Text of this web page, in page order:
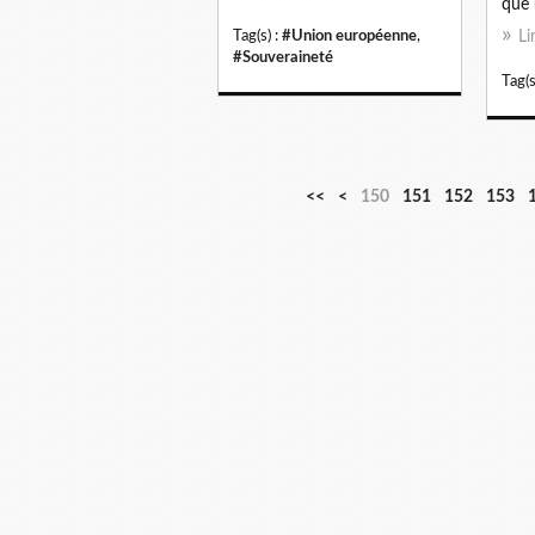
Tag(s) : #Union européenne,
#Souveraineté
que
<< <
1
1
1
1
1
150 151 152 153